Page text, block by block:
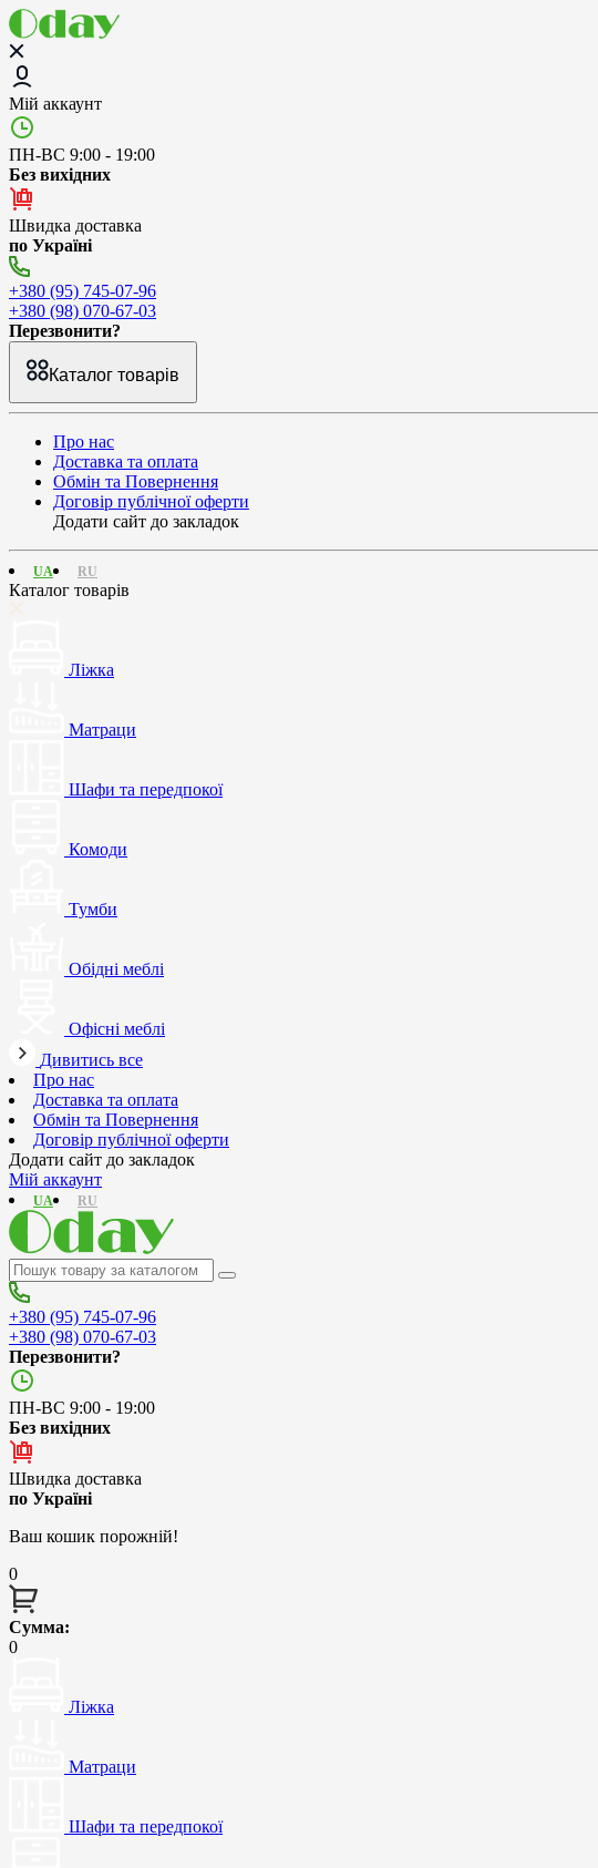
Мій аккаунт
ПН-ВС 9:00 - 19:00
Без вихідних
Швидка доставка
по Україні
+380 (95) 745-07-96
+380 (98) 070-67-03
Перезвонити?
Каталог товарів
Про нас
Доставка та оплата
Обмін та Повернення
Договір публічної оферти
Додати сайт до закладок
RU
UA
Каталог товарів
Ліжка
Матраци
Шафи та передпокої
Комоди
Тумби
Обідні меблі
Офісні меблі
Дивитись все
Про нас
Доставка та оплата
Обмін та Повернення
Договір публічної оферти
Додати сайт до закладок
Мій аккаунт
RU
UA
+380 (95) 745-07-96
+380 (98) 070-67-03
Перезвонити?
ПН-ВС 9:00 - 19:00
Без вихідних
Швидка доставка
по Україні
Ваш кошик порожній!
0
Сумма:
0
Ліжка
Матраци
Шафи та передпокої